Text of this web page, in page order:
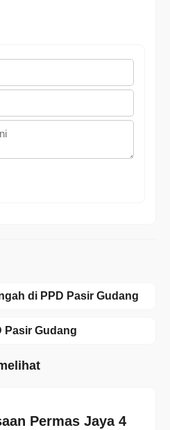
di PPD Pasir Gudang
Pasir Gudang
Permas Jaya 4